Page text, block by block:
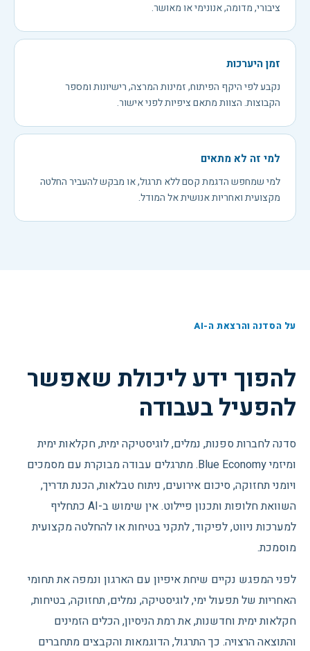
ציבורי, מדומה, אנונימי או מאושר.
זמן היערכות
נקבע לפי היקף הפיתוח, זמינות המרצה, רישיונות ומספר
הקבוצות. הצוות מתאם ציפיות לפני אישור.
למי זה לא מתאים
למי שמחפש הדגמת קסם ללא תרגול, או מבקש להעביר החלטה
מקצועית ואחריות אנושית אל המודל.
על הסדנה והרצאת ה-AI
להפוך ידע ליכולת שאפשר
להפעיל בעבודה
סדנה לחברות ספנות, נמלים, לוגיסטיקה ימית, חקלאות ימית
ומיזמי Blue Economy. מתרגלים עבודה מבוקרת עם מסמכים
ויומני תחזוקה, סיכום אירועים, ניתוח טבלאות, הכנת תדריך,
השוואת חלופות ותכנון פיילוט. אין שימוש ב-AI כתחליף
למערכות ניווט, לפיקוד, לתקני בטיחות או להחלטה מקצועית
מוסמכת.
לפני המפגש נקיים שיחת איפיון עם הארגון ונמפה את תחומי
האחריות של תפעול ימי, לוגיסטיקה, נמלים, תחזוקה, בטיחות,
חקלאות ימית וחדשנות, את רמת הניסיון, הכלים הזמינים
והתוצאה הרצויה. כך התרגול, הדוגמאות והקבצים מתחברים